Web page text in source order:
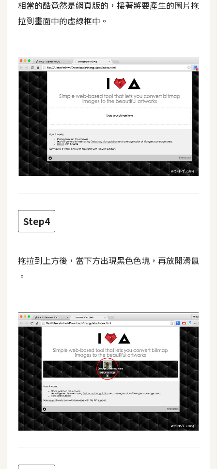
d
P
r
e
安
裝
與
設
定
外
掛
實
商
o
e
r
c
e
金
流
物
流
設
相當的酷竟然是網頁版的，接著將要產生的圖片拖
拉到畫面中的虛線框中。
Step4
拖拉到上方後，當下方出現黑色色塊，再放開滑鼠
。